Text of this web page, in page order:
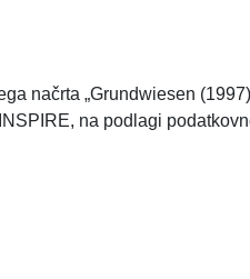
načrta „Grundwiesen
na podlagi